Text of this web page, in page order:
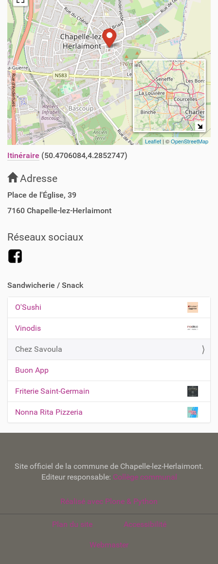
Leaflet | ©OpenStreetMap
Itinéraire (50.4706084,4.2852747)
Adresse
Place de l'Église, 39
7160 Chapelle-lez-Herlaimont
Réseaux sociaux
Sandwicherie / Snack
N
a
v
i
g
a
t
i
n
O'Sushi
Vinodis
Chez Savoula
Buon App
Friterie Saint-Germain
Nonna Rita Pizzeria
Site officiel de la commune de Chapelle-lez-Herlaimont.
Editeur responsable: Collège communal
Réalisé avec Plone & Python
Plan du site Accessibilité
Webmaster